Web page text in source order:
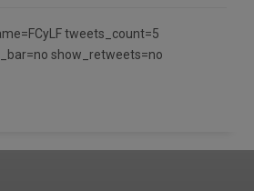
tweets_count=5
show_retweets=no